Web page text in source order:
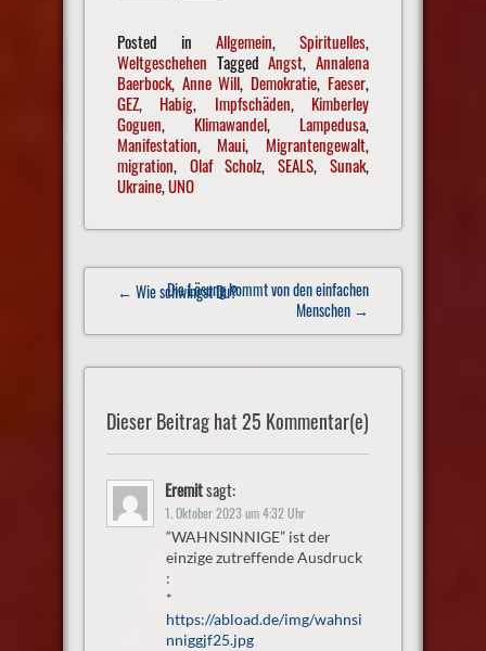
Posted inAllgemein,Spirituelles,
Weltgeschehen TaggedAngst,Annalena
Baerbock, Anne Will, Demokratie, Faeser,
GEZ, Habig, Impfschäden, Kimberley
Goguen, Klimawandel, Lampedusa,
Manifestation, Maui, Migrantengewalt,
migration, Olaf Scholz,SEALS,Sunak,
Ukraine,UNO
Post
navigation
← Wie schwingst Du?
Die Lösung kommt von den einfachen
Menschen →
Dieser Beitrag hat 25 Kommentar(e)
Eremitsagt:
1. Oktober 2023 um 4:32 Uhr
“WAHNSINNIGE” ist der
einzige zutreffende Ausdruck
:
*
https://abload.de/img/wahnsi
nniggjf25.jpg